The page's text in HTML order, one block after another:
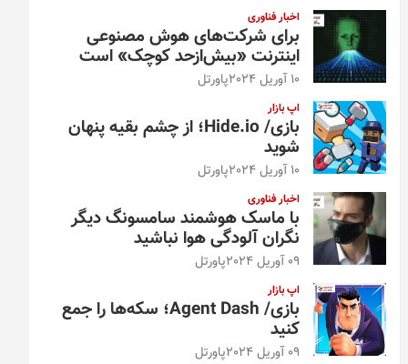
اخبار فناوری
برای شرکت‌های هوش مصنوعی
اینترنت «بیش‌از‌حد کوچک» است
10 آوریل 2024 پاورتل
اپ بازار
بازی/ Hide.io؛ از چشم بقیه پنهان
شوید
10 آوریل 2024 پاورتل
اخبار فناوری
با ماسک هوشمند سامسونگ دیگر
نگران آلودگی هوا نباشید
09 آوریل 2024 پاورتل
اپ بازار
بازی/ Agent Dash؛ سکه‌ها را جمع
کنید
09 آوریل 2024 پاورتل